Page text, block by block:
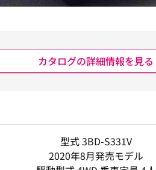
カタログの詳細情報を見る
型式 3BD-S331V
2020年8月発売モデル